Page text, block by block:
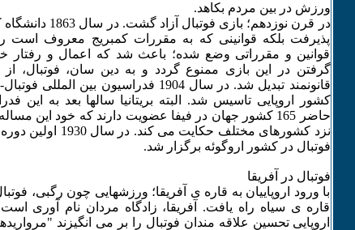
ورزش در بین مردم بکاهد.
در قرن نوزدهم؛ بازی
پذیرفت بلکه قوانینی که به مقررات کمبریج معروف است
قوانین و مقرراتی وضع شده؛ باعث شد که اعمال و رفتار
گرفتن در این بازی ممنوع گردد و به دین سان، فوتبال،
قانونمند تبدیل شد. در سال 1904 فدراسیون
کشور اروپایی تاسیس شد. البته بریتانیا سالها بعد به این
حاضر 165 کشور جهان در فیفا عضویت دارند که خود این
نزد کشورهای مختلف
فوتبال در کشور اروگوئه برگزار شد.
فوتبال در آفریقا
با ورود اروپاییان به قاره ی آفریقا؛ ورزشهایی چون رگبی،
قاره ی سیاه راه یافت. آفریقا، زادگاه مردان نام آوری
اروپایی تحسین علاقه مندان فوتبال را بر می انگیزند